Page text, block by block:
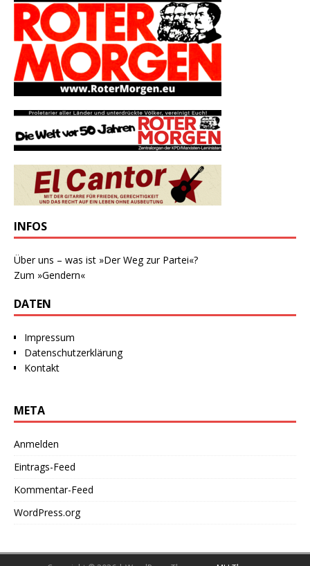
INFOS
Über uns – was ist »Der Weg zur Partei«?
Zum »Gendern«
DATEN
Impressum
Datenschutzerklärung
Kontakt
META
Anmelden
Eintrags-Feed
Kommentar-Feed
WordPress.org